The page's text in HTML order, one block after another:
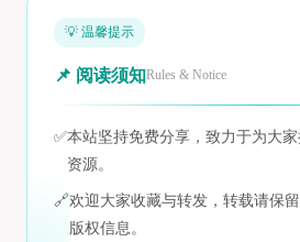
💡 温馨提示
📌 阅读须知Rules & Notice
✅本站坚持免费分享，致力于为大
资源。
🔗欢迎大家收藏与转发，转载请保
版权信息。